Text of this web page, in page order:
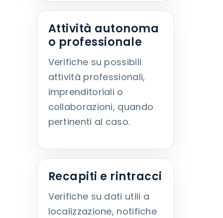
Attività autonoma
o professionale
Verifiche su possibili
attività professionali,
imprenditoriali o
collaborazioni, quando
pertinenti al caso.
Recapiti e rintracci
Verifiche su dati utili a
localizzazione, notifiche